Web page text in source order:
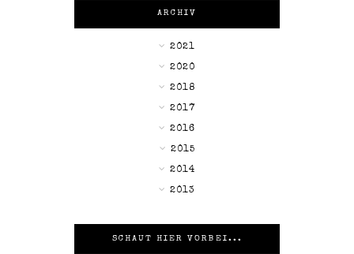
ARCHIV
►2021
►2020
►2018
►2017
►2016
▼2015
►2014
►2013
SCHAUT HIER VORBEI...